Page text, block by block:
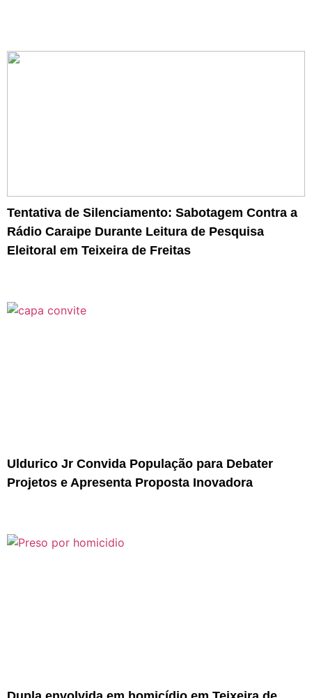
Tentativa de Silenciamento: Sabotagem Contra a
Rádio Caraipe Durante Leitura de Pesquisa
Eleitoral em Teixeira de Freitas
Uldurico Jr Convida População para Debater
Projetos e Apresenta Proposta Inovadora